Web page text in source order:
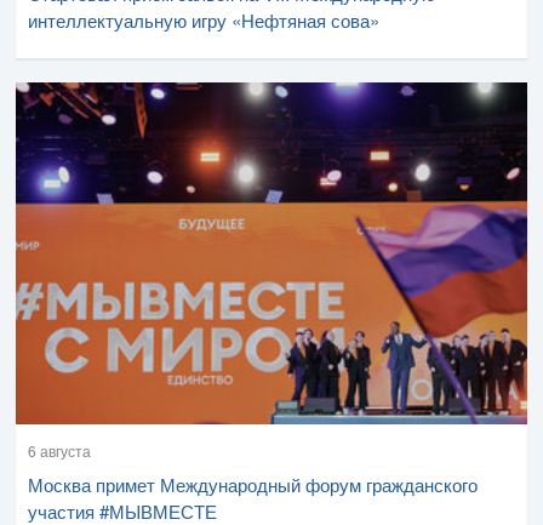
интеллектуальную игру «Нефтяная сова»
6 августа
Москва примет Международный форум гражданского
участия #МЫВМЕСТЕ